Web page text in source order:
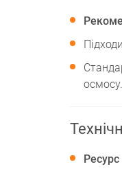
осмосу.
Ресурс